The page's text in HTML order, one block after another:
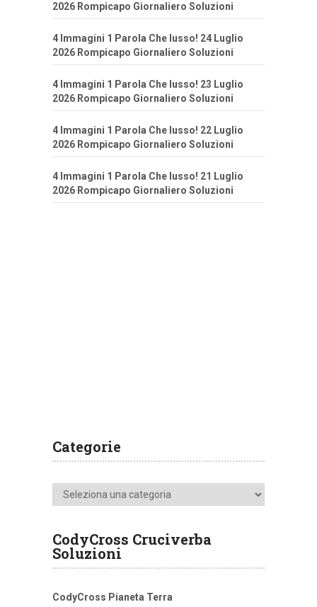
2026 Rompicapo Giornaliero Soluzioni
4 Immagini 1 Parola Che lusso! 24 Luglio
2026 Rompicapo Giornaliero Soluzioni
4 Immagini 1 Parola Che lusso! 23 Luglio
2026 Rompicapo Giornaliero Soluzioni
4 Immagini 1 Parola Che lusso! 22 Luglio
2026 Rompicapo Giornaliero Soluzioni
4 Immagini 1 Parola Che lusso! 21 Luglio
2026 Rompicapo Giornaliero Soluzioni
Categorie
Categorie
CodyCross Cruciverba
Soluzioni
CodyCross Pianeta Terra